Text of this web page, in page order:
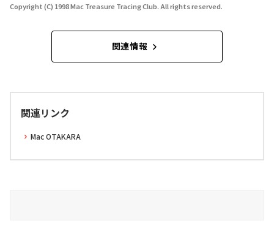
Copyright (C) 1998 Mac Treasure Tracing Club. All rights reserved.
関連情報
関連リンク
Mac OTAKARA